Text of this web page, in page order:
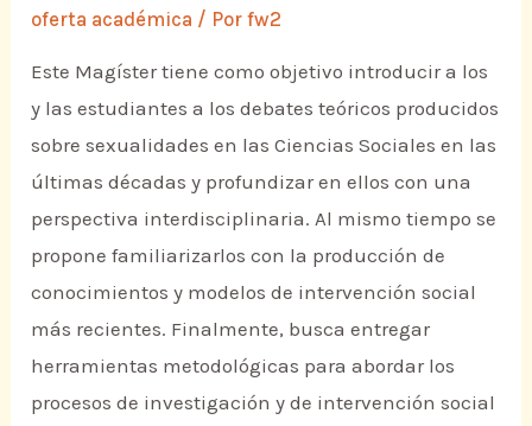
oferta académica / Porfw2
Este Magíster tiene como objetivo introducir a los
y las estudiantes a los debates teóricos producidos
sobre sexualidades en las Ciencias Sociales en las
últimas décadas y profundizar en ellos con una
perspectiva interdisciplinaria. Al mismo tiempo se
propone familiarizarlos con la producción de
conocimientos y modelos de intervención social
más recientes. Finalmente, busca entregar
herramientas metodológicas para abordar los
procesos de investigación y de intervención social